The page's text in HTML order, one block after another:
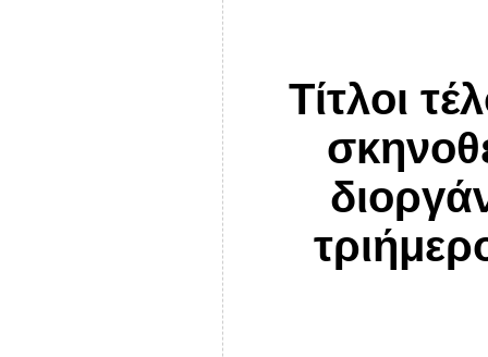
Τίτλοι